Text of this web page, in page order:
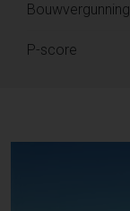
Bouwvergunning
P-score